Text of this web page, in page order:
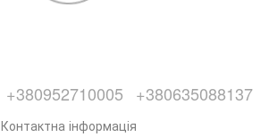
+380952710005 +380635088137
Контактна інформація